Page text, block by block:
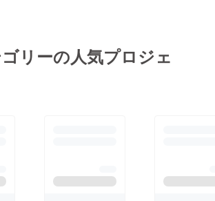
かく広いお庭が
いきたいと思い
保護施設は正義
子猫の生体管理
リーの人気プロジェ